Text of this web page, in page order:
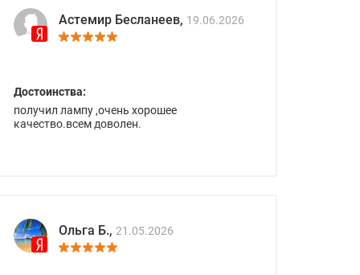
Астемир Бесланеев, 19.06.2026
Достоинства:
получил лампу ,очень хорошее
качество.всем доволен.
Ольга Б., 21.05.2026